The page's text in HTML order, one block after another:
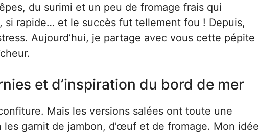
du surimi et un peu de fromage frais qui
rapide… et le succès fut tellement fou ! Depuis,
Aujourd’hui, je partage avec vous cette pépite
et d’inspiration du bord de mer
Mais les versions salées ont toute une
garnit de jambon, d’œuf et de fromage. Mon idée